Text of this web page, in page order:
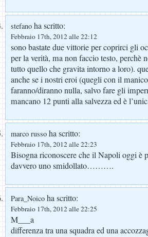
stefano ha scritto:
Febbraio 17th, 2012 alle 22:12
sono bastate due vittorie per coprirci gli
per la verità, ma non faccio testo, perchè
tutto quello che gravita intorno a loro).
anche se i nostri eroi (quegli con il
faranno/diranno nulla, salvo fare gli
mancano 12 punti alla salvezza ed è
marco russo ha scritto:
Febbraio 17th, 2012 alle 22:23
Bisogna riconoscere che il Napoli oggi è
davvero uno smidollato……….
Para_Noico ha scritto:
Febbraio 17th, 2012 alle 22:25
M___a
differenza tra una squadra ed una